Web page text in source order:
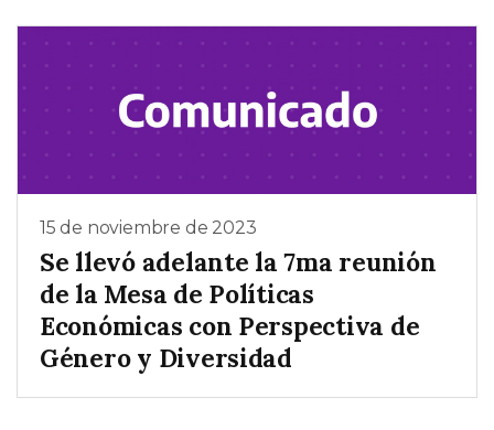
15 de noviembre de 2023
Se llevó adelante la 7ma reunión
de la Mesa de Políticas
Económicas con Perspectiva de
Género y Diversidad